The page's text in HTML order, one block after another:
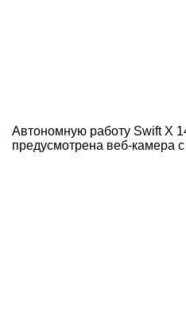
Автономную работу Swift X
предусмотрена веб-камера